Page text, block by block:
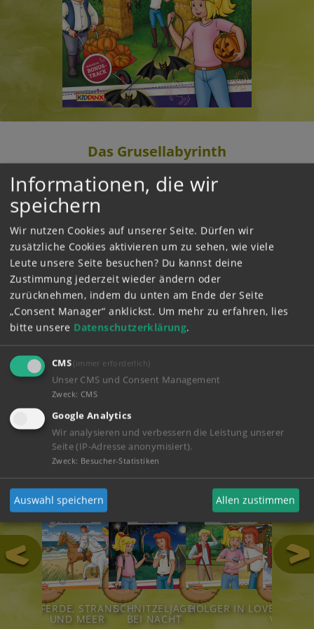
Das Grusellabyrinth
2024
Bibi und Tina sind enttäuscht, weil sie nicht auf
Schloss Falkenstein Halloween feiern können.
Doch dann entdecken sie, dass der
Mühlenhofbauer sein Maisfeld zu einem
Labyrinth umgestaltet hat. Sie schlagen vor,
darin ein gruseliges Halloweenfest zu
veranstalten und schon bald laufen die
Vorbereitungen auf Hochtouren.
ABSPIELEN
Hörspiele
111 124
PFERDE, STRAND
UND MEER
123
SCHNITZELJAGD
BEI NACHT
122
HOLGER IN LOVE
Informationen, die wir
speichern
Wir nutzen Cookies auf unserer Seite. Dürfen wir
zusätzliche Cookies aktivieren um zu sehen, wie viele
Leute unsere Seite besuchen? Du kannst deine
Zustimmung jederzeit wieder ändern oder
zurücknehmen, indem du unten am Ende der Seite
„Consent Manager“ anklickst. Um mehr zu erfahren, lies
bitte unsere Datenschutzerklärung.
CMS (immer erforderlich)
Unser CMS und Consent Management
Zweck: CMS
Google Analytics
Wir analysieren und verbessern die Leistung unserer
Seite (IP-Adresse anonymisiert).
Zweck: Besucher-Statistiken
Auswahl speichern Allen zustimmen